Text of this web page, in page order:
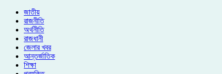
জাতীয়
রাজনীতি
অর্থনীতি
রাজধানী
জেলার খবর
আন্তর্জাতিক
শিক্ষা